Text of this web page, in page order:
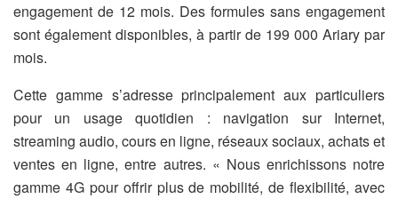
engagement de 12 mois. Des formules sans engagement
sont également disponibles, à partir de 199 000 Ariary par
mois.
Cette gamme s’adresse principalement aux particuliers
pour un usage quotidien : navigation sur Internet,
streaming audio, cours en ligne, réseaux sociaux, achats et
ventes en ligne, entre autres. « Nous enrichissons notre
gamme 4G pour offrir plus de mobilité, de flexibilité, avec